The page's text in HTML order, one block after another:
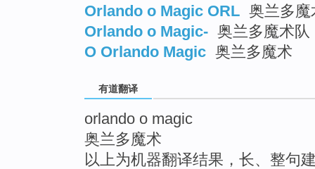
Orlando o Magic ORL 奥兰多魔
Orlando o Magic- 奥兰多魔术队
O Orlando Magic 奥兰多魔术
有道翻译
orlando o magic
奥兰多魔术
以上为机器翻译结果，长、整句